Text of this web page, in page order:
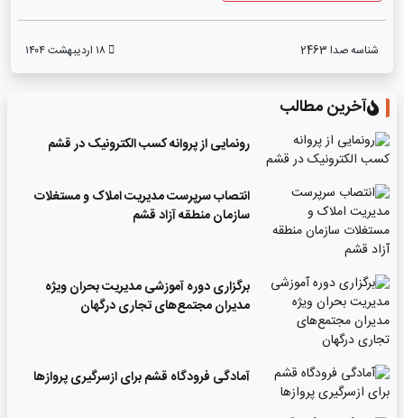
شناسه صدا
آخرین مطالب
رونمایی از پروانه کسب الکترونیک در قشم
انتصاب سرپرست مدیریت املاک و مستغلات
سازمان منطقه آزاد قشم
برگزاری دوره آموزشی مدیریت بحران ویژه
مدیران مجتمع‌های تجاری درگهان
آمادگی فرودگاه قشم برای ازسرگیری پروازها